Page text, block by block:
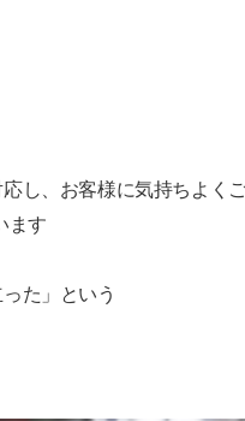
し、お客様に気持ちよく
ます
た」という